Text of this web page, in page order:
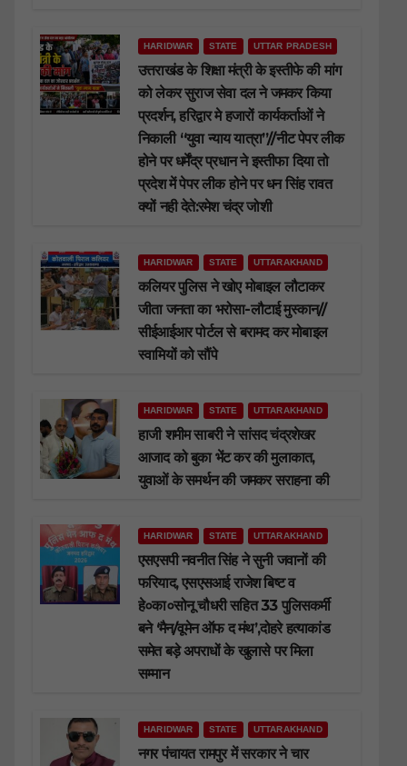
HARIDWAR STATE UTTAR PRADESH
उत्तराखंड के शिक्षा मंत्री के इस्तीफे की मांग
को लेकर सुराज सेवा दल ने जमकर किया
प्रदर्शन, हरिद्वार मे हजारों कार्यकर्ताओं ने
निकाली “युवा न्याय यात्रा”//नीट पेपर लीक
होने पर धर्मेंद्र प्रधान ने इस्तीफा दिया तो
प्रदेश में पेपर लीक होने पर धन सिंह रावत
क्यों नही देते:रमेश चंद्र जोशी
HARIDWAR STATE UTTARAKHAND
कलियर पुलिस ने खोए मोबाइल लौटाकर
जीता जनता का भरोसा-लौटाई मुस्कान//
सीईआईआर पोर्टल से बरामद कर मोबाइल
स्वामियों को सौंपे
HARIDWAR STATE UTTARAKHAND
हाजी शमीम साबरी ने सांसद चंद्रशेखर
आजाद को बुका भेंट कर की मुलाकात,
युवाओं के समर्थन की जमकर सराहना की
HARIDWAR STATE UTTARAKHAND
एसएसपी नवनीत सिंह ने सुनी जवानों की
फरियाद, एसएसआई राजेश बिष्ट व
हे०का०सोनू चौधरी सहित 33 पुलिसकर्मी
बने ‘मैन/वूमेन ऑफ द मंथ’,दोहरे हत्याकांड
समेत बड़े अपराधों के खुलासे पर मिला
सम्मान
HARIDWAR STATE UTTARAKHAND
नगर पंचायत रामपुर में सरकार ने चार